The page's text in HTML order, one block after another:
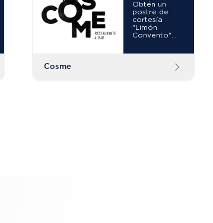
Obtén un
postre de
cortesía
"Limón
Convento"
Cosme